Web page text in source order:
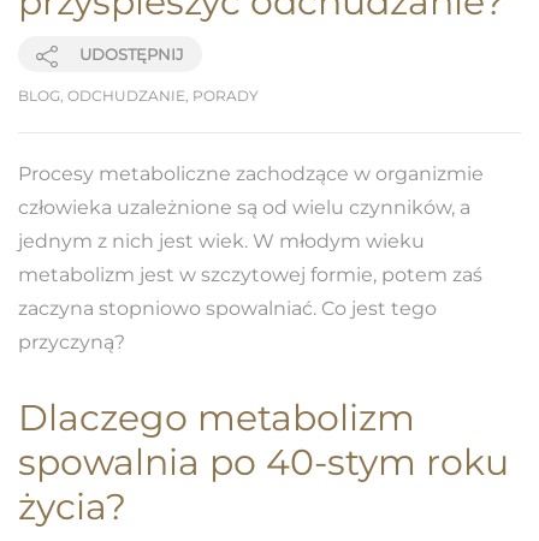
UDOSTĘPNIJ
BLOG, ODCHUDZANIE, PORADY
Procesy metaboliczne zachodzące w organizmie
człowieka uzależnione są od wielu czynników, a
jednym z nich jest wiek. W młodym wieku
metabolizm jest w szczytowej formie, potem zaś
zaczyna stopniowo spowalniać. Co jest tego
przyczyną?
Dlaczego metabolizm
spowalnia po 40-stym roku
życia?